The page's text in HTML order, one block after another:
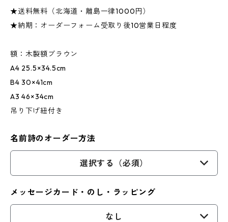
★送料無料（北海道・離島一律1000円）
★納期：オーダーフォーム受取り後10営業日程度
額：木製額ブラウン
A4 25.5×34.5cm
B4 30×41cm
A3 46×34cm
吊り下げ紐付き
名前詩のオーダー方法
選択する（必須）
メッセージカード・のし・ラッピング
なし